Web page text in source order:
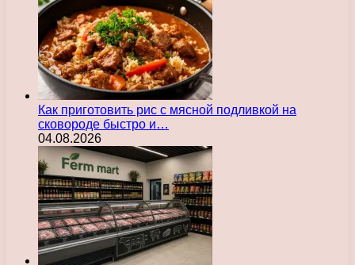
Как приготовить рис с мясной подливкой на
сковороде быстро и…
04.08.2026